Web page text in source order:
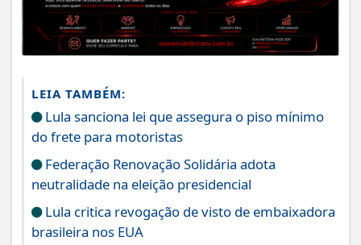
LEIA TAMBÉM:
Lula sanciona lei que assegura o piso mínimo
do frete para motoristas
Federação Renovação Solidária adota
neutralidade na eleição presidencial
Lula critica revogação de visto de embaixadora
brasileira nos EUA